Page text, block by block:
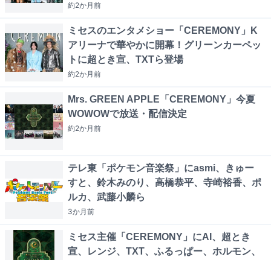
約2か月前
ミセスのエンタメショー「CEREMONY」K
アリーナで華やかに開幕！グリーンカーペッ
トに超とき宣、TXTら登場
約2か月前
Mrs. GREEN APPLE「CEREMONY」今夏
WOWOWで放送・配信決定
約2か月前
テレ東「ポケモン音楽祭」にasmi、きゅー
すと、鈴木みのり、高橋恭平、寺崎裕香、ポ
ルカ、武藤小麟ら
3か月前
ミセス主催「CEREMONY」にAI、超とき
宣、レンジ、TXT、ふるっぱー、ホルモン、